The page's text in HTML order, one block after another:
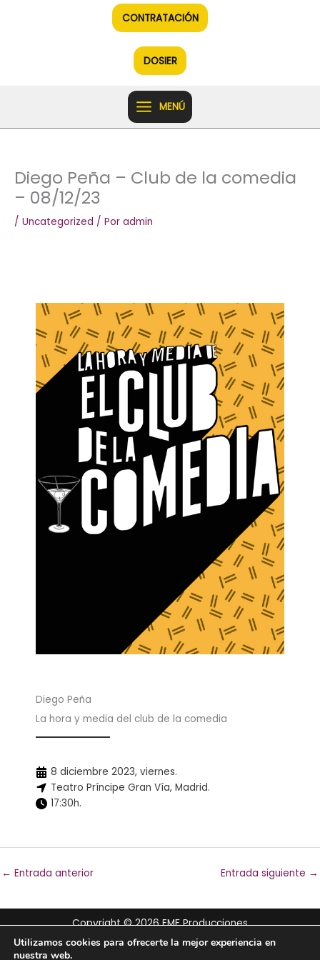
CONTRATACIÓN
DOSIER
MENÚ
Diego Peña – Club de la comedia
– 08/12/23
/ Uncategorized / Por admin
Diego Peña
La hora y media del club de la comedia
8 diciembre 2023, viernes.
Teatro Príncipe Gran Vía, Madrid.
17:30h.
← Entrada anterior Entrada siguiente →
Copyright © 2026 EMF Producciones
CONTRATACIÓN :
669 476 764
Utilizamos cookies para ofrecerte la mejor experiencia en
nuestra web.